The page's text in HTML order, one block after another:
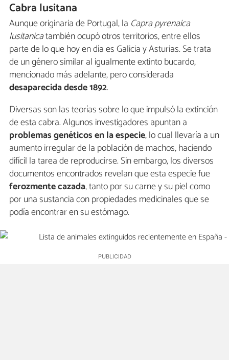
Cabra lusitana
Aunque originaria de Portugal, la Capra pyrenaica
lusitanicatambién ocupó otros territorios, entre ellos
parte de lo que hoy en día es Galicia y Asturias. Se trata
de un género similar al igualmente extinto bucardo,
mencionado más adelante, pero considerada
desaparecida desde 1892.
Diversas son las teorías sobre lo que impulsó la extinción
de esta cabra. Algunos investigadores apuntan a
problemas genéticos en la especie, lo cual llevaría a un
aumento irregular de la población de machos, haciendo
difícil la tarea de reproducirse. Sin embargo, los diversos
documentos encontrados revelan que esta especie fue
ferozmente cazada, tanto por su carne y su piel como
por una sustancia con propiedades medicinales que se
podía encontrar en su estómago.